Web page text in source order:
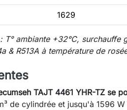
1629
T° ambiante +32°C, surchauffe
& R513A à température de
TAJT 4461 YHR-TZ se
de cylindrée et jusqu'à 1596